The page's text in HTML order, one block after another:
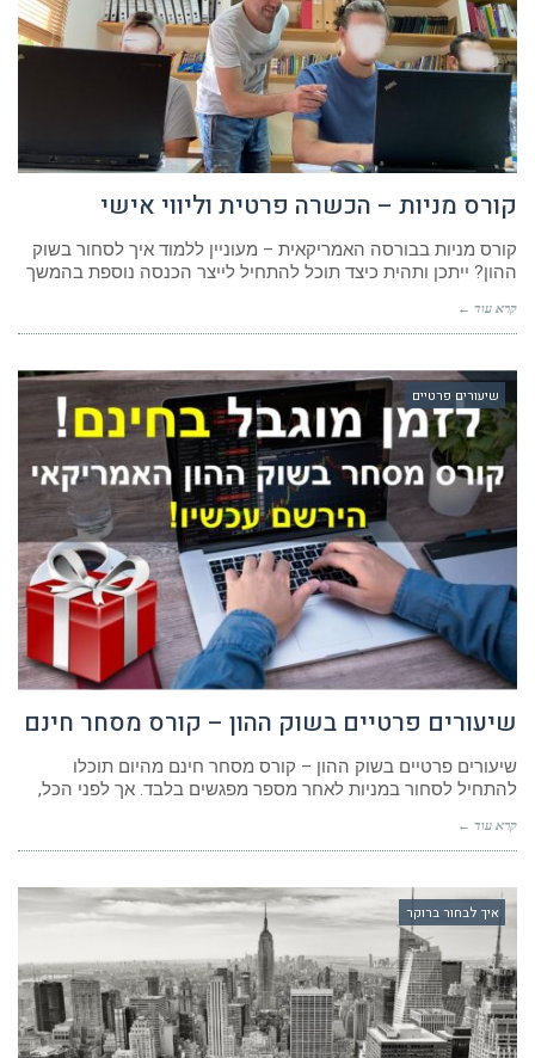
קורס מניות – הכשרה פרטית וליווי אישי
קורס מניות בבורסה האמריקאית – מעוניין ללמוד איך לסחור בשוק
ההון? ייתכן ותהית כיצד תוכל להתחיל לייצר הכנסה נוספת בהמשך
קרא עוד ←
שיעורים פרטיים
שיעורים פרטיים בשוק ההון – קורס מסחר חינם
שיעורים פרטיים בשוק ההון – קורס מסחר חינם מהיום תוכלו
להתחיל לסחור במניות לאחר מספר מפגשים בלבד. אך לפני הכל,
קרא עוד ←
איך לבחור ברוקר